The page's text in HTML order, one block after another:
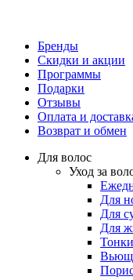
Бренды
Скидки и акции
Программы
Подарки
Отзывы
Оплата и
Возврат и обмен
Для волос
Уход за
Для
Для
Для